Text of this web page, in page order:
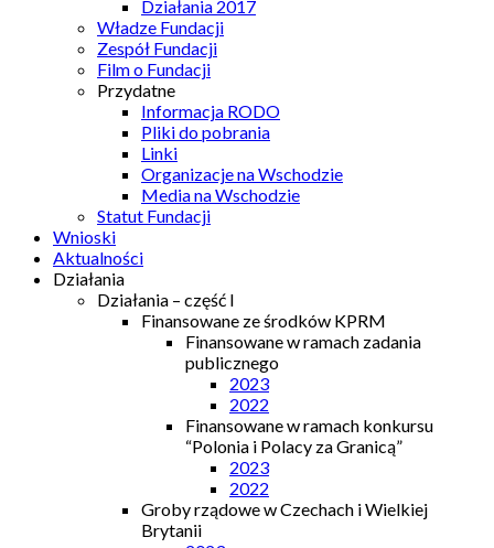
Działania 2017
Władze Fundacji
Zespół Fundacji
Film o Fundacji
Przydatne
Informacja RODO
Pliki do pobrania
Linki
Organizacje na Wschodzie
Media na Wschodzie
Statut Fundacji
Wnioski
Aktualności
Działania
Działania – część I
Finansowane ze środków KPRM
Finansowane w ramach zadania
publicznego
2023
2022
Finansowane w ramach konkursu
“Polonia i Polacy za Granicą”
2023
2022
Groby rządowe w Czechach i Wielkiej
Brytanii